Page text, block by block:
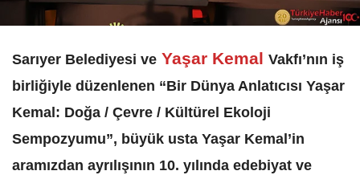
Sarıyer Belediyesi ve Yaşar Kemal Vakfı’nın iş
birliğiyle düzenlenen “Bir Dünya Anlatıcısı Yaşar
Kemal: Doğa / Çevre / Kültürel Ekoloji
Sempozyumu”, büyük usta Yaşar Kemal’in
aramızdan ayrılışının 10. yılında edebiyat ve